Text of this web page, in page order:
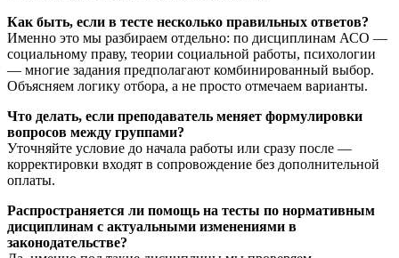
Как быть, если в тесте несколько правильных ответов?
Именно это мы разбираем отдельно: по дисциплинам АСО —
социальному праву, теории социальной работы, психологии
— многие задания предполагают комбинированный выбор.
Объясняем логику отбора, а не просто отмечаем варианты.
Что делать, если преподаватель меняет формулировки
вопросов между группами?
Уточняйте условие до начала работы или сразу после —
корректировки входят в сопровождение без дополнительной
оплаты.
Распространяется ли помощь на тесты по нормативным
дисциплинам с актуальными изменениями в
законодательстве?